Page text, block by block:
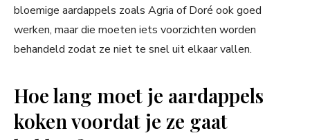
bloemige aardappels zoals Agria of Doré ook goed
werken, maar die moeten iets voorzichten worden
behandeld zodat ze niet te snel uit elkaar vallen.
Hoe lang moet je aardappels
koken voordat je ze gaat